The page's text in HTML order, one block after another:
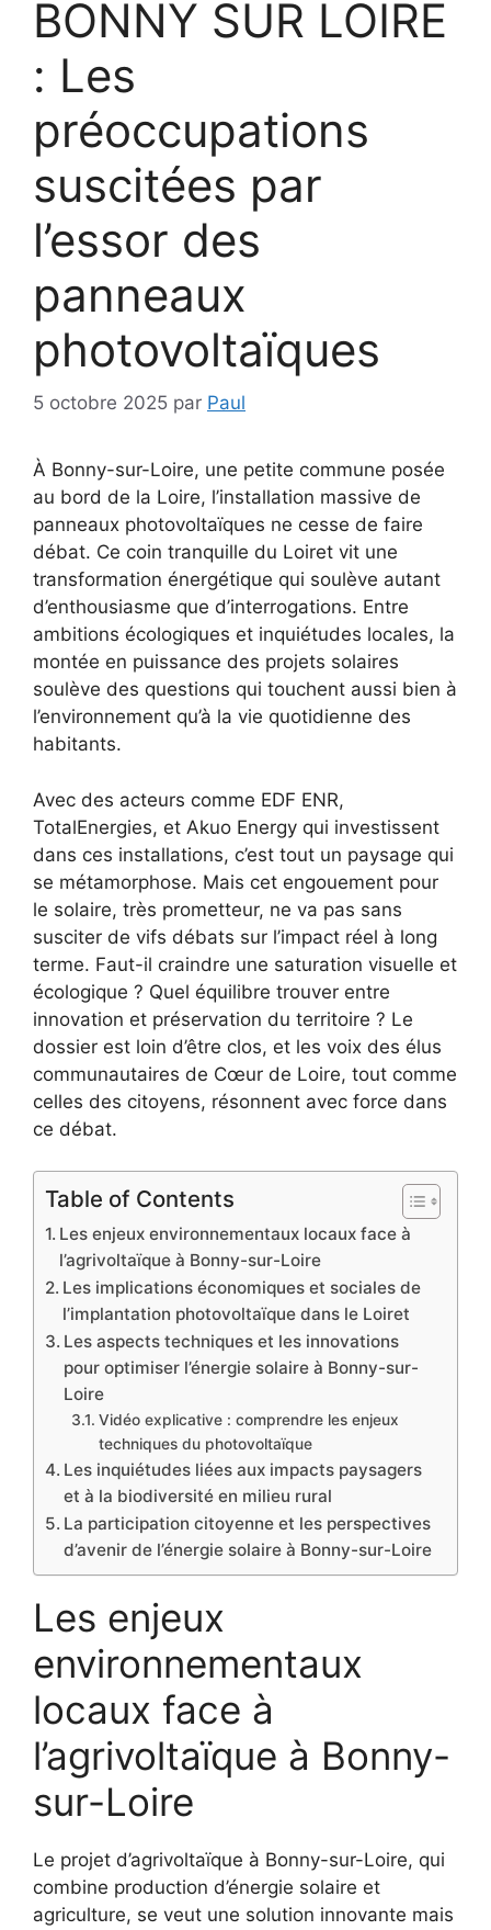
BONNY SUR LOIRE
: Les
préoccupations
suscitées par
l’essor des
panneaux
photovoltaïques
5 octobre 2025 par Paul
À Bonny-sur-Loire, une petite commune posée
au bord de la Loire, l’installation massive de
panneaux photovoltaïques ne cesse de faire
débat. Ce coin tranquille du Loiret vit une
transformation énergétique qui soulève autant
d’enthousiasme que d’interrogations. Entre
ambitions écologiques et inquiétudes locales, la
montée en puissance des projets solaires
soulève des questions qui touchent aussi bien à
l’environnement qu’à la vie quotidienne des
habitants.
Avec des acteurs comme EDF ENR,
TotalEnergies, et Akuo Energy qui investissent
dans ces installations, c’est tout un paysage qui
se métamorphose. Mais cet engouement pour
le solaire, très prometteur, ne va pas sans
susciter de vifs débats sur l’impact réel à long
terme. Faut-il craindre une saturation visuelle et
écologique ? Quel équilibre trouver entre
innovation et préservation du territoire ? Le
dossier est loin d’être clos, et les voix des élus
communautaires de Cœur de Loire, tout comme
celles des citoyens, résonnent avec force dans
ce débat.
Table of Contents
Les enjeux environnementaux locaux face à
l’agrivoltaïque à Bonny-sur-Loire
Les implications économiques et sociales de
l’implantation photovoltaïque dans le Loiret
Les aspects techniques et les innovations
pour optimiser l’énergie solaire à Bonny-sur-
Loire
Vidéo explicative : comprendre les enjeux
techniques du photovoltaïque
Les inquiétudes liées aux impacts paysagers
et à la biodiversité en milieu rural
La participation citoyenne et les perspectives
d’avenir de l’énergie solaire à Bonny-sur-Loire
Les enjeux
environnementaux
locaux face à
l’agrivoltaïque à Bonny-
sur-Loire
Le projet d’agrivoltaïque à Bonny-sur-Loire, qui
combine production d’énergie solaire et
agriculture, se veut une solution innovante mais